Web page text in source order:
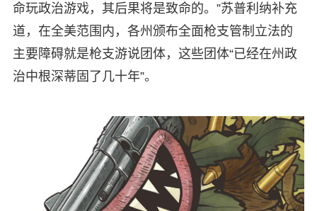
命玩政治游戏，其后果将是致命的。”苏普利纳补充
道，在全美范围内，各州颁布全面枪支管制立法的
主要障碍就是枪支游说团体，这些团体“已经在州政
治中根深蒂固了几十年”。